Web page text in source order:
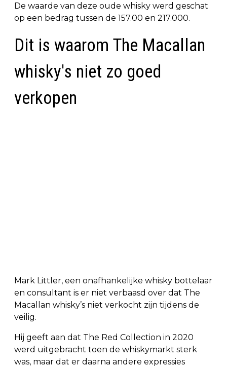
De waarde van deze oude whisky werd geschat
op een bedrag tussen de 157.00 en 217.000.
Dit is waarom The Macallan
whisky's niet zo goed
verkopen
Mark Littler, een onafhankelijke whisky bottelaar
en consultant is er niet verbaasd over dat The
Macallan whisky’s niet verkocht zijn tijdens de
veilig.
Hij geeft aan dat The Red Collection in 2020
werd uitgebracht toen de whiskymarkt sterk
was, maar dat er daarna andere expressies